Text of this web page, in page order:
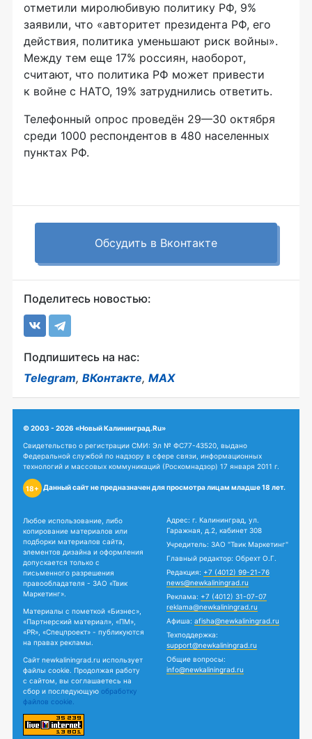
отметили миролюбивую политику РФ, 9%
заявили, что «авторитет президента РФ, его
действия, политика уменьшают риск войны».
Между тем еще 17% россиян, наоборот,
считают, что политика РФ может привести
к войне с НАТО, 19% затруднились ответить.
Телефонный опрос проведён 29—30 октября
среди 1000 респондентов в 480 населенных
пунктах РФ.
Обсудить в Вконтакте
Поделитесь новостью:
Подпишитесь на нас:
Telegram, ВКонтакте, MAX
© 2003 - 2026 «Новый Калининград.Ru»
Свидетельство о регистрации СМИ: Эл № ФС77-43520, выдано
Федеральной службой по надзору в сфере связи, информационных
технологий и массовых коммуникаций (Роскомнадзор) 17 января 2011 г.
18+ Данный сайт не предназначен для просмотра лицам младше 18 лет.
Любое использование, либо
копирование материалов или
подборки материалов сайта,
элементов дизайна и оформления
допускается только с
письменного разрешения
правообладателя - ЗАО «Твик
Маркетинг».
Материалы с пометкой «Бизнес»,
«Партнерский материал», «ПМ»,
«PR», «Спецпроект» - публикуются
на правах рекламы.
Сайт newkaliningrad.ru использует
файлы cookie. Продолжая работу
с сайтом, вы соглашаетесь на
сбор и последующую обработку
файлов cookie.
Адрес: г. Калининград, ул.
Гаражная, д.2, кабинет 308
Учредитель: ЗАО "Твик Маркетинг"
Главный редактор: Обрехт О.Г.
Редакция: +7 (4012) 99-21-76
news@newkaliningrad.ru
Реклама: +7 (4012) 31-07-07
reklama@newkaliningrad.ru
Афиша: afisha@newkaliningrad.ru
Техподдержка:
support@newkaliningrad.ru
Общие вопросы:
info@newkaliningrad.ru